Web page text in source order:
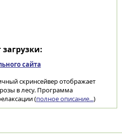
сайта
скринсейвер отображает
в лесу. Программа
(полное описание...)